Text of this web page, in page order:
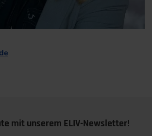
mit unserem ELIV-Newsletter!